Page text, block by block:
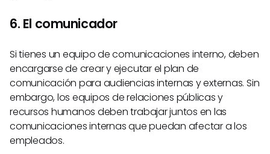
6. El comunicador
Si tienes un equipo de comunicaciones interno, deben
encargarse de crear y ejecutar el plan de
comunicación para audiencias internas y externas. Sin
embargo, los equipos de relaciones públicas y
recursos humanos deben trabajar juntos en las
comunicaciones internas que puedan afectar a los
empleados.